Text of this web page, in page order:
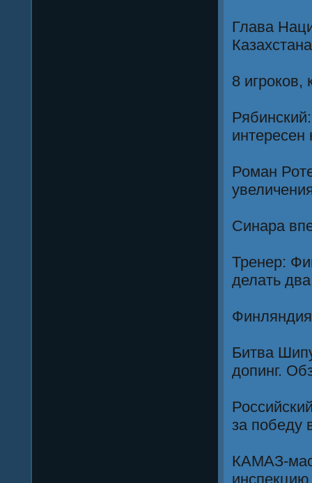
Глава
8 игроков,
Роман
Синара
Тренер:
делать
Битва
допинг.
за победу
КАМАЗ-